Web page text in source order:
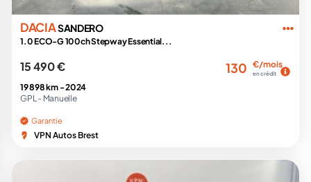
DACIASANDERO
1.0 ECO-G 100ch Stepway Essential...
15 490 € 130 €/mois
en crédit
19 898 km -2024
GPL - Manuelle
Garantie
VPN Autos Brest